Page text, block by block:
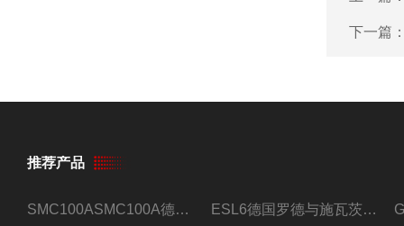
下一篇
推荐产品
SMC100ASMC100A德国罗德与施瓦茨射频信号源 ESL6德国罗德与施瓦茨预认证EMI接收机